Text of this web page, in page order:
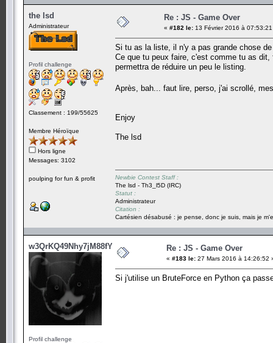
the lsd
Administrateur
Profil challenge
Classement : 199/55625
Membre Héroïque
Hors ligne
Messages: 3102
poulping for fun & profit
Re : JS - Game Over
« #182 le: 13 Février 2016 à
Si tu as la liste, il n'y a pas grande chose
Ce que tu peux faire, c'est comme tu as
permettra de réduire un peu le listing.
Après, bah... faut lire, perso, j'ai scrollé,
Enjoy
The lsd
Newbie Contest Staff :
The lsd - Th3_l5D (IRC)
Statut :
Administrateur
Citation :
Cartésien désabusé : je pense, donc je suis, mais je
w3QrKQ49Nhy7jM88fY5
Profil challenge
Re : JS - Game Over
« #183 le: 27 Mars 2016 à 14:26:52
Si j'utilise un BruteForce en Python ça